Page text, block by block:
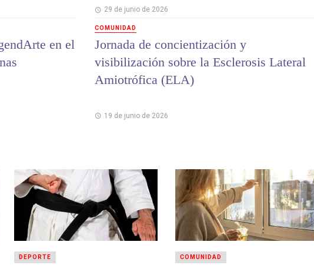
en el
29 de junio de 2026
COMUNIDAD
Jornada de concientización y
visibilización sobre la Esclerosis Lateral
Amiotrófica (ELA)
19 de junio de 2026
DEPORTE COMUNIDAD